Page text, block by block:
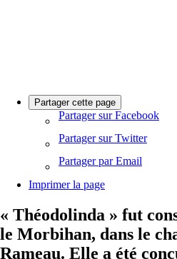
Partager cette page
Partager sur Facebook
Partager sur Twitter
Partager par Email
Imprimer la page
« Théodolinda » fut
le Morbihan, dans le
Rameau. Elle a été